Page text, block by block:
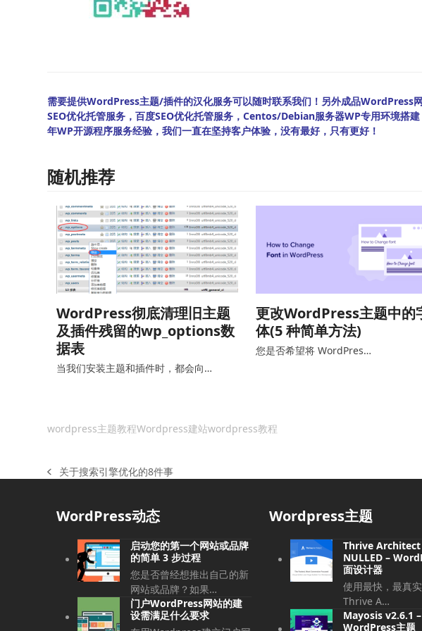
需要提供WordPress主题/插件的汉化服务可以随时联系我们！另外成品
SEO优化托管服务，百度SEO优化托管服务，Centos/Debian服务器WP专用环境搭
年WP开源程序服务经验，我们一直在坚持客户体验，没有最好，只有更好！
随机推荐
WordPress彻底清理旧主题
及插件残留的wp_options数
据表
当我们安装主题和插件时，都会向…
更改WordPress主题中的
体(5 种简单方法)
您是否希望将 WordPres…
wordpress主题教程Wordpress建站wordpress教程
上 关于搜索引擎优化的8件事
WordPress动态
启动您的第一个网站或品牌
的简单 3 步过程
您是否曾经想推出自己的新
网站或品牌？如果…
门户WordPress网站的建
设需满足什么要求
Wordpress主题
Thrive Architect
NULLED –
面设计器
使用最快，最真
Thrive A…
Mayosis v2.6.1
WordPress主题